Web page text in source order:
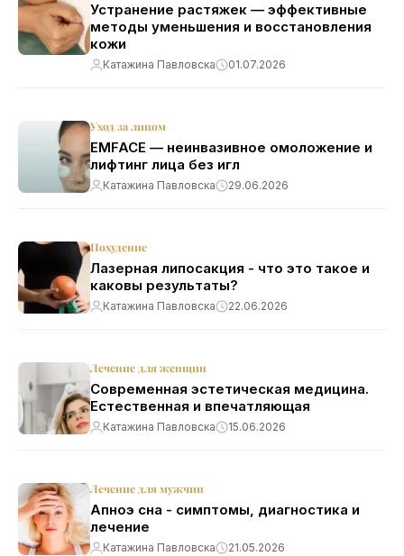
Устранение растяжек — эффективные
методы уменьшения и восстановления
кожи
Катажина Павловска 01.07.2026
Уход за лицом
EMFACE — неинвазивное омоложение и
лифтинг лица без игл
Катажина Павловска 29.06.2026
Похудение
Лазерная липосакция - что это такое и
каковы результаты?
Катажина Павловска 22.06.2026
Лечение для женщин
Современная эстетическая медицина.
Естественная и впечатляющая
Катажина Павловска 15.06.2026
Лечение для мужчин
Апноэ сна - симптомы, диагностика и
лечение
Катажина Павловска 21.05.2026